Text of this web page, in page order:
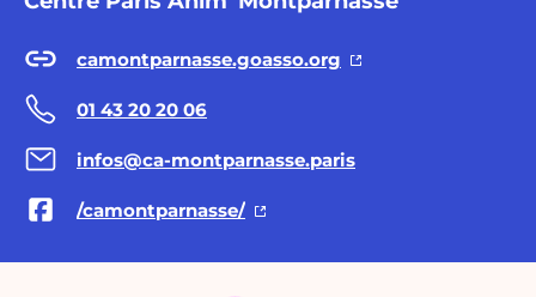
camontparnasse.goasso.org
01 43 20 20 06
infos@ca-montparnasse.paris
/camontparnasse/